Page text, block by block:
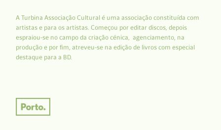
A Turbina Associação Cultural é uma associação constituída com
artistas e para os artistas. Começou por editar discos, depois
espraiou-se no campo da criação cénica, agenciamento, na
produção e por fim, atreveu-se na edição de livros com especial
destaque para a BD.